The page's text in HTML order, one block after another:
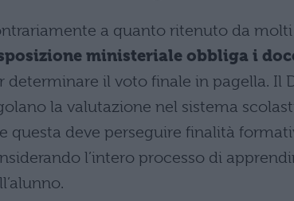
a quanto ritenuto da
ministeriale obbliga i
determinare il voto finale in pagella. Il
la valutazione nel sistema
questa deve perseguire finalità
l’intero processo di